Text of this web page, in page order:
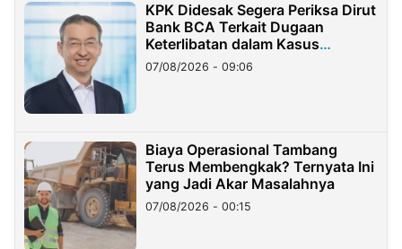
KPK Didesak Segera Periksa Dirut
Bank BCA Terkait Dugaan
Keterlibatan dalam Kasus
Hilangnya Dana Nasabah Rp2,58
Miliar
07/08/2026 - 09:06
Biaya Operasional Tambang
Terus Membengkak? Ternyata Ini
yang Jadi Akar Masalahnya
07/08/2026 - 00:15